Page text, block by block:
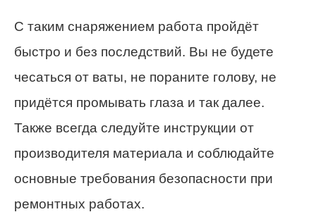
С таким снаряжением работа пройдёт
быстро и без последствий. Вы не будете
чесаться от ваты, не пораните голову, не
придётся промывать глаза и так далее.
Также всегда следуйте инструкции от
производителя материала и соблюдайте
основные требования безопасности при
ремонтных работах.